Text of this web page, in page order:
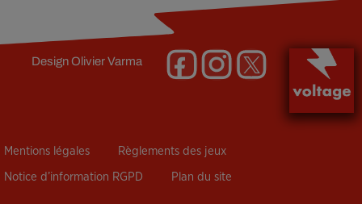
DesignOlivier Varma
Mentions légales Règlements des jeux
Notice d’information RGPD Plan du site